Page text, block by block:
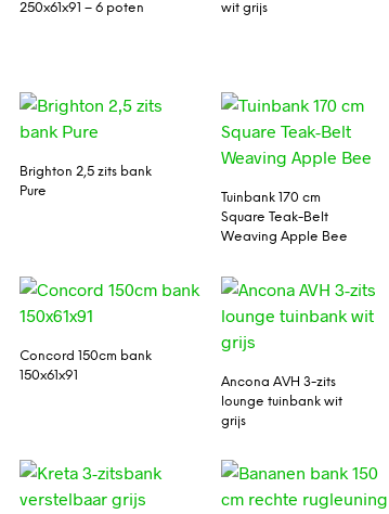
250x61x91 – 6 poten
wit grijs
Brighton 2,5 zits bank
Pure
Tuinbank 170 cm
Square Teak-Belt
Weaving Apple Bee
Concord 150cm bank
150x61x91
Ancona AVH 3-zits
lounge tuinbank wit
grijs